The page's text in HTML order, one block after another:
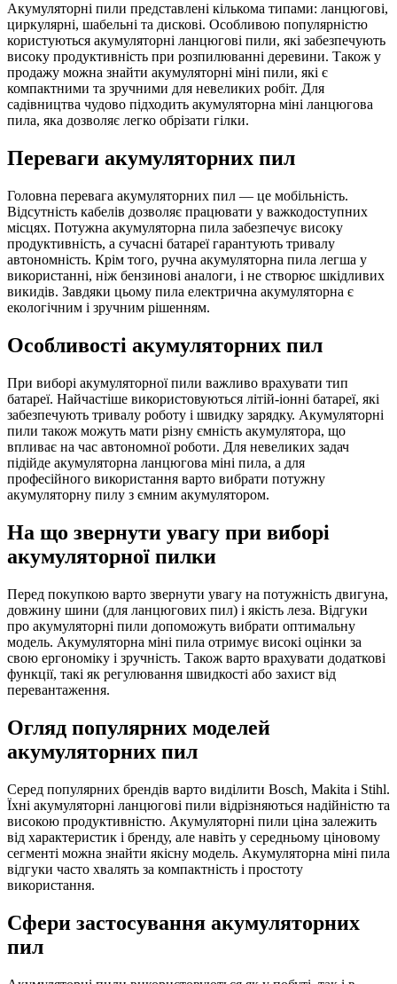
Акумуляторні пили представлені кількома типами: ланцюгові,
циркулярні, шабельні та дискові. Особливою популярністю
користуються акумуляторні ланцюгові пили, які забезпечують
високу продуктивність при розпилюванні деревини. Також у
продажу можна знайти акумуляторні міні пили, які є
компактними та зручними для невеликих робіт. Для
садівництва чудово підходить акумуляторна міні ланцюгова
пила, яка дозволяє легко обрізати гілки.
Переваги акумуляторних пил
Головна перевага акумуляторних пил — це мобільність.
Відсутність кабелів дозволяє працювати у важкодоступних
місцях. Потужна акумуляторна пила забезпечує високу
продуктивність, а сучасні батареї гарантують тривалу
автономність. Крім того, ручна акумуляторна пила легша у
використанні, ніж бензинові аналоги, і не створює шкідливих
викидів. Завдяки цьому пила електрична акумуляторна є
екологічним і зручним рішенням.
Особливості акумуляторних пил
При виборі акумуляторної пили важливо врахувати тип
батареї. Найчастіше використовуються літій-іонні батареї, які
забезпечують тривалу роботу і швидку зарядку. Акумуляторні
пили також можуть мати різну ємність акумулятора, що
впливає на час автономної роботи. Для невеликих задач
підійде акумуляторна ланцюгова міні пила, а для
професійного використання варто вибрати потужну
акумуляторну пилу з ємним акумулятором.
На що звернути увагу при виборі
акумуляторної пилки
Перед покупкою варто звернути увагу на потужність двигуна,
довжину шини (для ланцюгових пил) і якість леза. Відгуки
про акумуляторні пили допоможуть вибрати оптимальну
модель. Акумуляторна міні пила отримує високі оцінки за
свою ергономіку і зручність. Також варто врахувати додаткові
функції, такі як регулювання швидкості або захист від
перевантаження.
Огляд популярних моделей
акумуляторних пил
Серед популярних брендів варто виділити Bosch, Makita і Stihl.
Їхні акумуляторні ланцюгові пили відрізняються надійністю та
високою продуктивністю. Акумуляторні пили ціна залежить
від характеристик і бренду, але навіть у середньому ціновому
сегменті можна знайти якісну модель. Акумуляторна міні пила
відгуки часто хвалять за компактність і простоту
використання.
Сфери застосування акумуляторних
пил